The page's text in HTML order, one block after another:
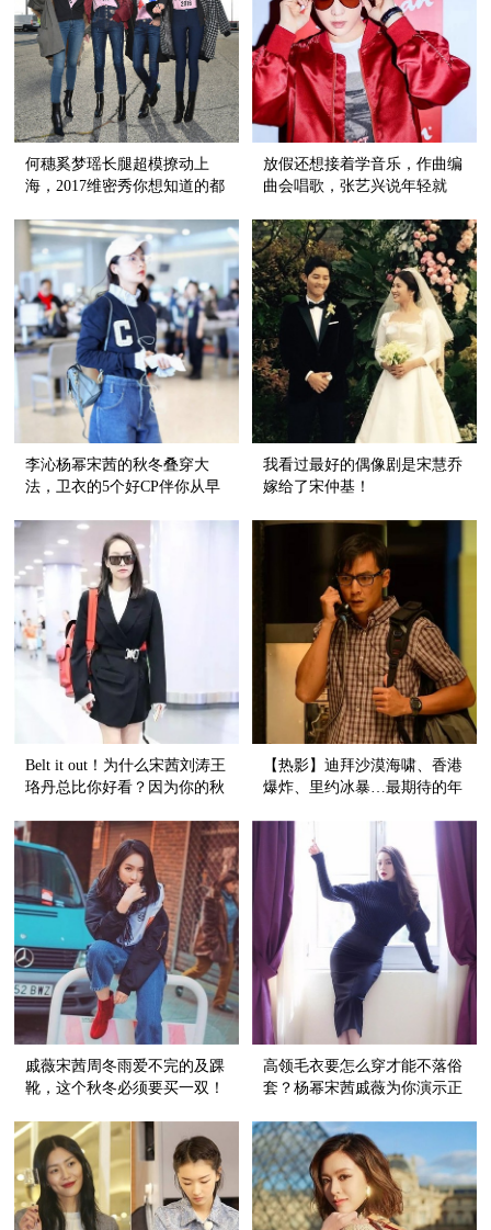
何穗奚梦瑶长腿超模撩动上
海，2017维密秀你想知道的都
放假还想接着学音乐，作曲编
曲会唱歌，张艺兴说年轻就
李沁杨幂宋茜的秋冬叠穿大
法，卫衣的5个好CP伴你从早
我看过最好的偶像剧是宋慧乔
嫁给了宋仲基！
Belt it out！为什么宋茜刘涛王
珞丹总比你好看？因为你的秋
【热影】迪拜沙漠海啸、香港
爆炸、里约冰暴…最期待的年
戚薇宋茜周冬雨爱不完的及踝
靴，这个秋冬必须要买一双！
高领毛衣要怎么穿才能不落俗
套？杨幂宋茜戚薇为你演示正